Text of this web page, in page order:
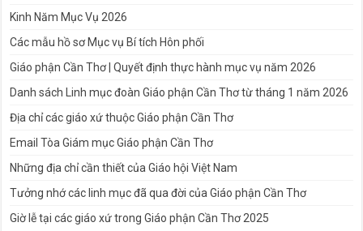
Kinh Năm Mục Vụ 2026
Các mẫu hồ sơ Mục vụ Bí tích Hôn phối
Giáo phận Cần Thơ | Quyết định thực hành mục vụ năm 2026
Danh sách Linh mục đoàn Giáo phận Cần Thơ từ tháng 1 năm 2026
Địa chỉ các giáo xứ thuộc Giáo phận Cần Thơ
Email Tòa Giám mục Giáo phận Cần Thơ
Những địa chỉ cần thiết của Giáo hội Việt Nam
Tưởng nhớ các linh mục đã qua đời của Giáo phận Cần Thơ
Giờ lễ tại các giáo xứ trong Giáo phận Cần Thơ 2025